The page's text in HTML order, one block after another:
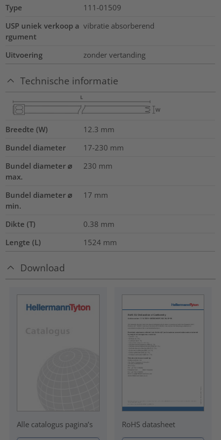
Type
111-01509
USP uniek verkoop a
rgument
vibratie absorberend
Uitvoering zonder vertanding
Technische informatie
Breedte (W) 12.3 mm
Bundel diameter
17-230 mm
Bundel diameter ⌀
max.
230 mm
Bundel diameter ⌀
min.
17 mm
Dikte (T) 0.38 mm
Lengte (L)
1524 mm
Download
Alle catalogus pagina’s RoHS datasheet